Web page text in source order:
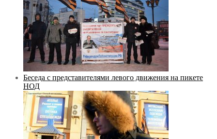
Беседа с представителями левого движения на пикете
НОД